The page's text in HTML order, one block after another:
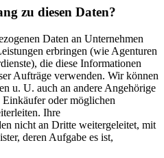
zu diesen Daten?
Daten an Unternehmen
erbringen (wie Agenturen
die diese Informationen
Aufträge verwenden. Wir können
u. U. auch an andere Angehörige
Einkäufer oder möglichen
Ihre
nicht an Dritte weitergeleitet, mit
deren Aufgabe es ist,